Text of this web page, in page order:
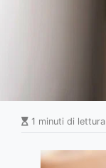
1 minuti di lettura